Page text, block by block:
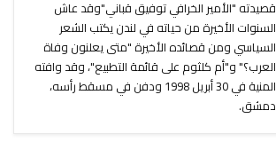
قصيدته "الأمير الخرافي توفيق قباني"وقد عاش
السنوات الأخيرة من حياته في لندن يكتب الشعر
السياسي ومن قصائده الأخيرة "متى يعلنون وفاة
العرب؟" و"أم كلثوم على قائمة التطبيع"، وقد وافته
المنية في 30 أبريل 1998 ودفن في مسقط رأسه،
دمشق.